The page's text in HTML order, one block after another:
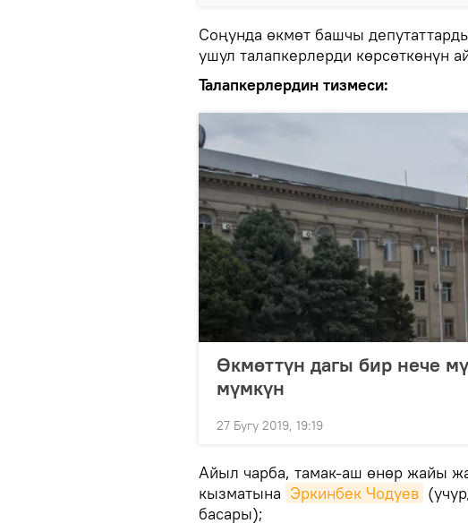
Соңунда өкмөт башчы
ушул талапкерлерди көрсөткөнүн
Талапкерлердин тизмеси:
Өкмөттүн дагы бир нече
мүмкүн
27 Бугу 2019, 19:19
Айыл чарба, тамак-аш өнөр жайы
кызматына Эркинбек Чодуев
басары);